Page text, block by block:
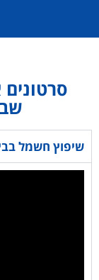
שיפוץ חשמל